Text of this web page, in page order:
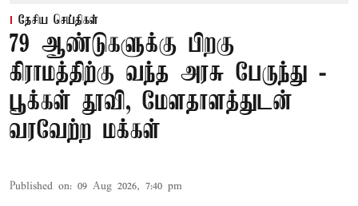
தேசிய செய்திகள்
79 ஆண்டுகளுக்கு பிறகு
கிராமத்திற்கு வந்த அரசு பேருந்து -
பூக்கள் தூவி, மேளதாளத்துடன்
வரவேற்ற மக்கள்
Published on: 09 Aug 2026, 7:40 pm